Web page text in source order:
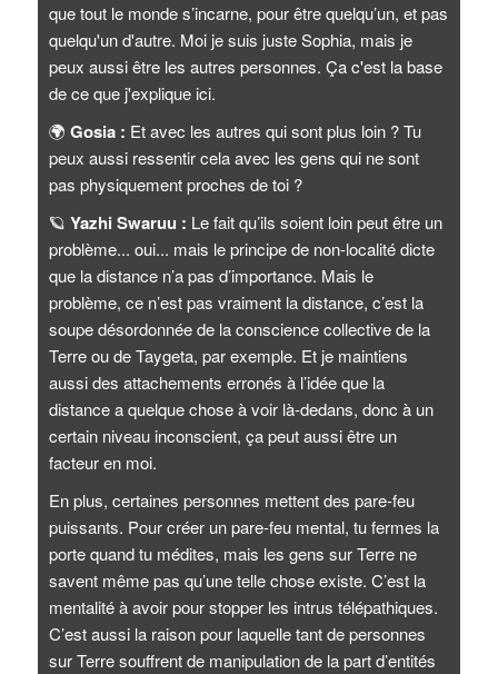
que tout le monde s’incarne, pour être quelqu’un, et pas
quelqu'un d'autre. Moi je suis juste Sophia, mais je
peux aussi être les autres personnes. Ça c'est la base
de ce que j'explique ici.
🌍 Gosia : Et avec les autres qui sont plus loin ? Tu
peux aussi ressentir cela avec les gens qui ne sont
pas physiquement proches de toi ?
🪐 Yazhi Swaruu : Le fait qu’ils soient loin peut être un
problème... oui... mais le principe de non-localité dicte
que la distance n’a pas d’importance. Mais le
problème, ce n’est pas vraiment la distance, c’est la
soupe désordonnée de la conscience collective de la
Terre ou de Taygeta, par exemple. Et je maintiens
aussi des attachements erronés à l’idée que la
distance a quelque chose à voir là-dedans, donc à un
certain niveau inconscient, ça peut aussi être un
facteur en moi.
En plus, certaines personnes mettent des pare-feu
puissants. Pour créer un pare-feu mental, tu fermes la
porte quand tu médites, mais les gens sur Terre ne
savent même pas qu’une telle chose existe. C’est la
mentalité à avoir pour stopper les intrus télépathiques.
C’est aussi la raison pour laquelle tant de personnes
sur Terre souffrent de manipulation de la part d’entités